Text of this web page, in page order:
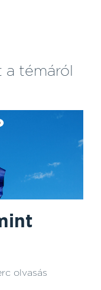
a témáról
olvasás